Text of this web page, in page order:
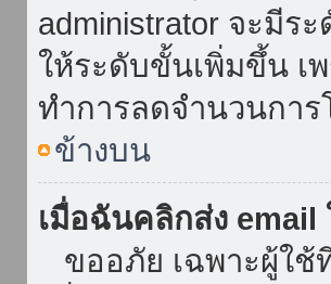
administrator จะมีร
ให้ระดับขั้นเพิ่มขึ้น เ
ทำการลดจำนวนกา
ข้างบน
เมื่อฉันคลิกส่ง email
ขออภัย เฉพาะผู้ใช้